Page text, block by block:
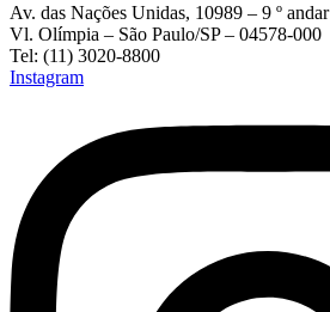
Av. das Nações Unidas, 10989 – 9 º andar
Vl. Olímpia – São Paulo/SP – 04578-000
Tel: (11) 3020-8800
Instagram